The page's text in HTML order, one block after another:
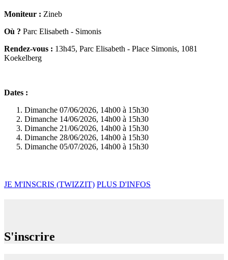
Moniteur : Zineb
Où ? Parc Elisabeth - Simonis
Rendez-vous : 13h45, Parc Elisabeth - Place Simonis, 1081
Koekelberg
Dates :
Dimanche 07/06/2026, 14h00 à 15h30
Dimanche 14/06/2026, 14h00 à 15h30
Dimanche 21/06/2026, 14h00 à 15h30
Dimanche 28/06/2026, 14h00 à 15h30
Dimanche 05/07/2026, 14h00 à 15h30
JE M'INSCRIS (TWIZZIT) PLUS D'INFOS
S'inscrire